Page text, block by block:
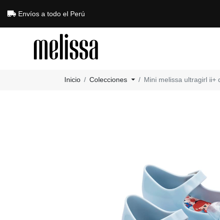
Envíos a todo el Perú
Inicio Colecciones Mini melissa ultragirl ii+